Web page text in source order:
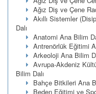
Ağız Diş ve Çene
Akıllı Sistemler
Dalı
Anatomi Ana Bilim
Antrenörlük Eğitimi
Arkeoloji Ana Bilim
Avrupa-Akdeniz
Bilim Dalı
Bahçe Bitkileri Ana
Beden Eğitimi ve